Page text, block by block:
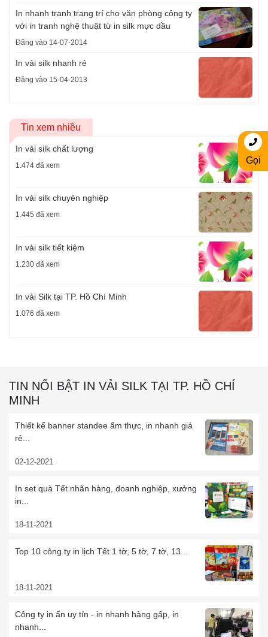
In nhanh tranh trang trí cho văn phòng công ty
với in tranh nghệ thuật từ in silk mực dầu
Đăng vào 14-07-2014
In vải silk nhanh rẻ
Đăng vào 15-04-2013
Tin xem nhiều
In vải silk chất lượng
1.474 đã xem
In vải silk chuyên nghiệp
1.445 đã xem
In vải silk tiết kiệm
1.230 đã xem
In vải Silk tại TP. Hồ Chí Minh
1.076 đã xem
TIN NỔI BẬT IN VẢI SILK TẠI TP. HỒ CHÍ
MINH
Thiết kế banner standee ẩm thực, in nhanh giá
rẻ...
02-12-2021
In set quà Tết nhãn hàng, doanh nghiệp, xưởng
in...
18-11-2021
Top 10 công ty in lịch Tết 1 tờ, 5 tờ, 7 tờ, 13...
18-11-2021
Công ty in ấn uy tín - in nhanh hàng gấp, in
nhanh...
Gọi